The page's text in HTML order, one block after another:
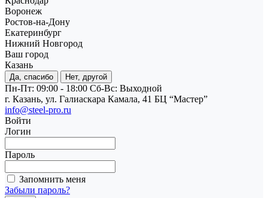
Воронеж
Ростов-на-Дону
Екатеринбург
Нижний Новгород
Ваш город
Казань
Да, спасибо Нет, другой
Пн-Пт: 09:00 - 18:00 Cб-Вс: Выходной
г. Казань, ул. Галиаскара Камала, 41 БЦ “Мастер”
info@steel-pro.ru
Войти
Логин
Пароль
Запомнить меня
Забыли пароль?